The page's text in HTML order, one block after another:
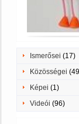
Ismerősei (17)
Közösségei
Képei (1)
Videói (96)